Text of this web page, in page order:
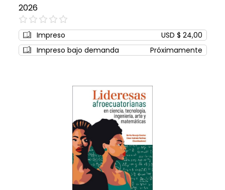
2026
0%
Impreso
USD $ 24,00
Impreso bajo demanda
Próximamente